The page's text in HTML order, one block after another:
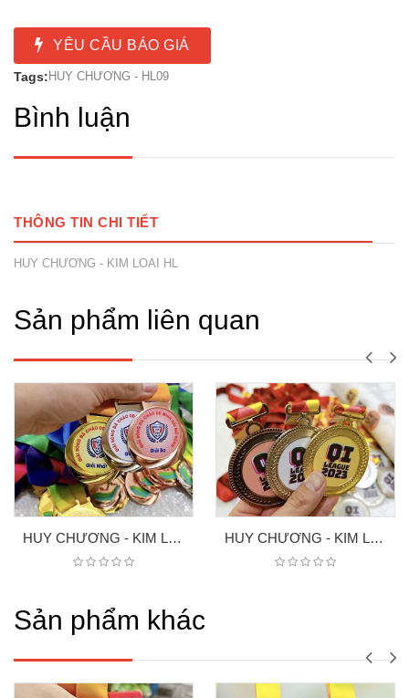
YÊU CẦU BÁO GIÁ
Tags: HUY CHƯƠNG - HL09
Bình luận
THÔNG TIN CHI TIẾT
HUY CHƯƠNG - KIM LOAI HL
Sản phẩm liên quan
HUY CHƯƠNG - KIM LOẠI 3 HUY CHƯƠNG - KIM LOẠI 04
Sản phẩm khác